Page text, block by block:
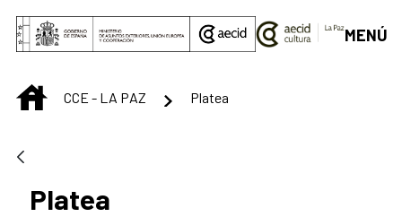
Saltar al contenido principal
MENÚ
INICIOCCE - LA PAZ Platea
Platea